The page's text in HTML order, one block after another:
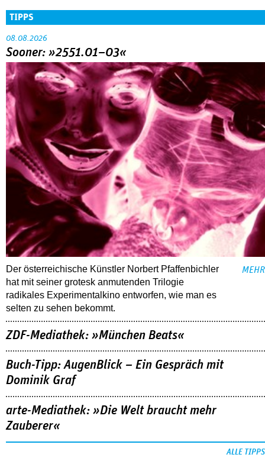
TIPPS
08.08.2026
Sooner: »2551.01–03«
Der österreichische Künstler Norbert Pfaffenbichler
hat mit seiner grotesk anmutenden Trilogie
radikales Experimentalkino entworfen, wie man es
selten zu sehen bekommt.
MEHR
ZDF-Mediathek: »München Beats«
Buch-Tipp: AugenBlick – Ein Gespräch mit
Dominik Graf
arte-Mediathek: »Die Welt braucht mehr
Zauberer«
ALLE TIPPS